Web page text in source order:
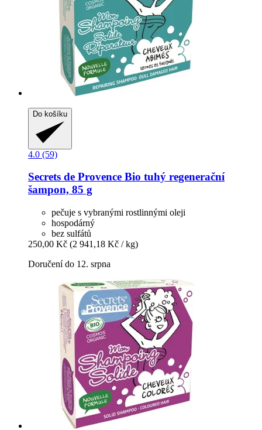
Do košíku
4.0 (59)
Secrets de Provence Bio tuhý regenerační
šampon, 85 g
pečuje s vybranými rostlinnými oleji
hospodárný
bez sulfátů
250,00 Kč (2 941,18 Kč / kg)
Doručení do 12. srpna